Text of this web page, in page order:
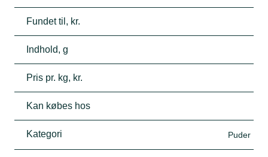
Fundet til, kr.
Indhold, g
Pris pr. kg, kr.
Kan købes hos
Kategori Puder